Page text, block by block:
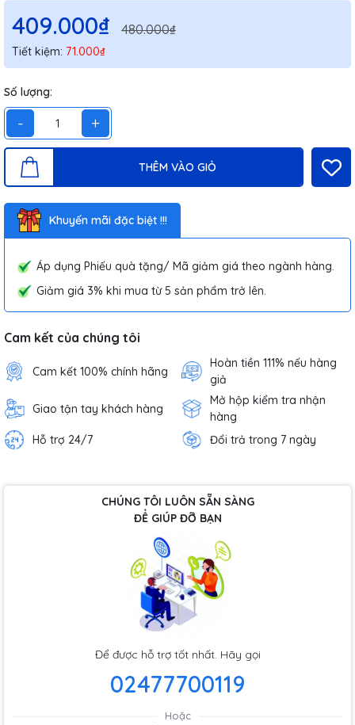
409.000₫ 480.000₫
Tiết kiệm: 71.000₫
Số lượng:
- +
THÊM VÀO GIỎ
Khuyến mãi đặc biệt !!!
Áp dụng Phiếu quà tặng/ Mã giảm giá theo ngành hàng.
Giảm giá 3% khi mua từ 5 sản phẩm trở lên.
Cam kết của chúng tôi
Cam kết 100% chính hãng
Hoàn tiền 111% nếu hàng
giả
Giao tận tay khách hàng
Mở hộp kiểm tra nhận
hàng
Hỗ trợ 24/7
Đổi trả trong 7 ngày
CHÚNG TÔI LUÔN SẴN SÀNG
ĐỂ GIÚP ĐỠ BẠN
Để được hỗ trợ tốt nhất. Hãy gọi
02477700119
Hoặc